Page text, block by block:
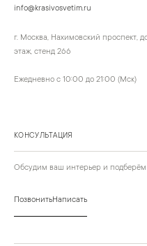
info@krasivosvetim.ru
г. Москва, Нахимовский проспект,
этаж, стенд 266
Ежедневно с 10:00 до 21:00 (Мск)
КОНСУЛЬТАЦИЯ
Обсудим ваш интерьер и
ПозвонитьНаписать